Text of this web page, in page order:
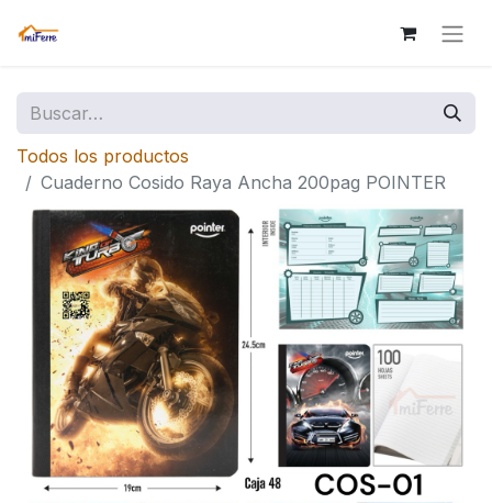
Todos los productos
Cuaderno Cosido Raya Ancha 200pag POINTER